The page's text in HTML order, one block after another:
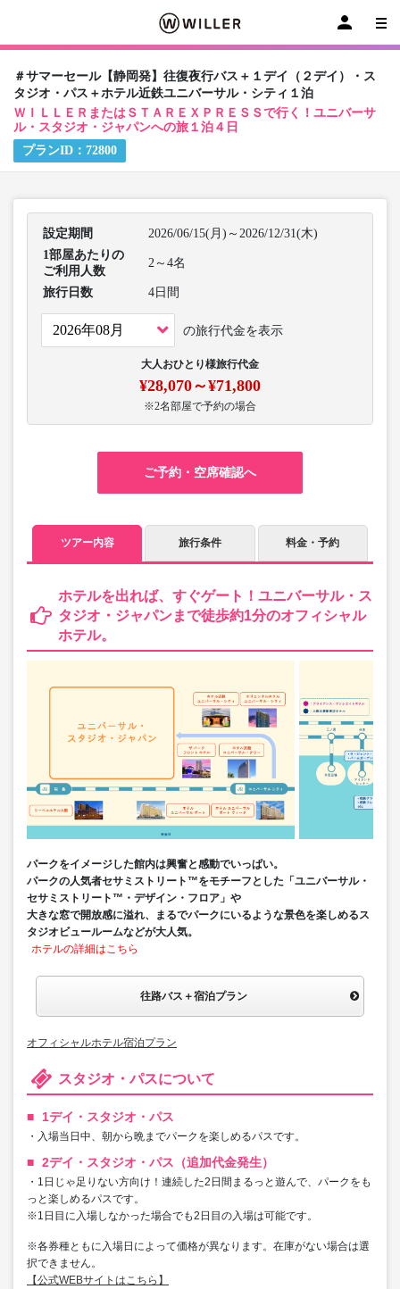
＃サマーセール【静岡発】往復夜行バス＋１デイ（２デイ）・ス
タジオ・パス＋ホテル近鉄ユニバーサル・シティ１泊
ＷＩＬＬＥＲまたはＳＴＡＲＥＸＰＲＥＳＳで行く！ユニバーサ
ル・スタジオ・ジャパンへの旅１泊４日
プランID： 72800
設定期間
2026/06/15(月)～2026/12/31(木)
1部屋あたりの
ご利用人数
2～4名
旅行日数 4日間
の旅行代金を表示
大人おひとり様旅行代金
¥28,070～¥71,800
※2名部屋で予約の場合
ご予約・空席確認へ
ツアー内容 旅行条件 料金・予約
ホテルを出れば、すぐゲート！ユニバーサル・ス
タジオ・ジャパンまで徒歩約1分のオフィシャル
ホテル。
パークをイメージした館内は興奮と感動でいっぱい。
パークの人気者セサミストリート™をモチーフとした「ユニバーサル・
セサミストリート™・デザイン・フロア」や
大きな窓で開放感に溢れ、まるでパークにいるような景色を楽しめるス
タジオビュールームなどが大人気。
ホテルの詳細はこちら
往路バス＋宿泊プラン
オフィシャルホテル宿泊プラン
スタジオ・パスについて
1デイ・スタジオ・パス
・入場当日中、朝から晩までパークを楽しめるパスです。
2デイ・スタジオ・パス（追加代金発生）
・1日じゃ足りない方向け！連続した2日間まるっと遊んで、パークをも
っと楽しめるパスです。
※1日目に入場しなかった場合でも2日目の入場は可能です。
※各券種ともに入場日によって価格が異なります。在庫がない場合は選
択できません。
【公式WEBサイトはこちら】